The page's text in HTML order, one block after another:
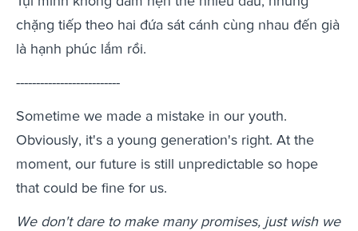
chặng tiếp theo hai đứa sát cánh cùng nhau đến già
là hạnh phúc lắm rồi.
--------------------------
Sometime we made a mistake in our youth.
Obviously, it's a young generation's right. At the
moment, our future is still unpredictable so hope
that could be fine for us.
We don't dare to make many promises, just wish we